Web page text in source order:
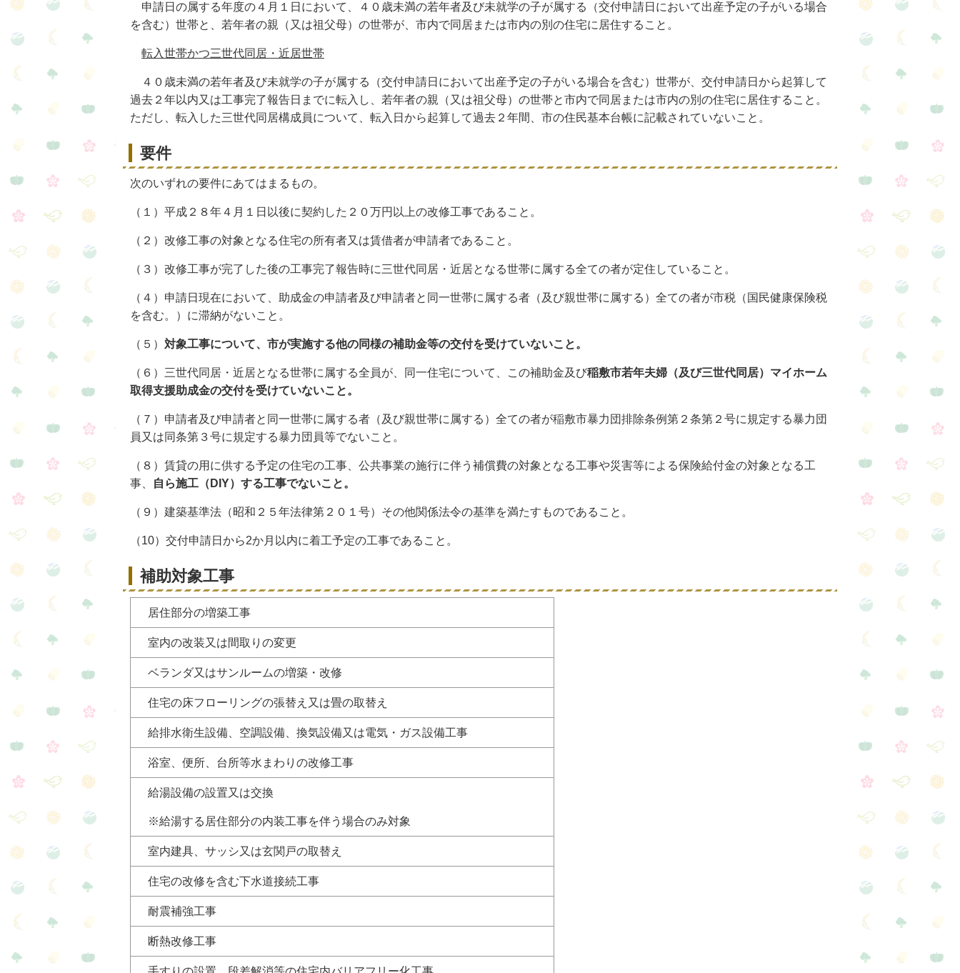
申請日の属する年度の４月１日において、４０歳未満の若年者及び未就学の子が属する（交付申請日において出産予定の子がいる場合
を含む）世帯と、若年者の親（又は祖父母）の世帯が、市内で同居または市内の別の住宅に居住すること。
転入世帯かつ三世代同居・近居世帯
４０歳未満の若年者及び未就学の子が属する（交付申請日において出産予定の子がいる場合を含む）世帯が、交付申請日から起算して
過去２年以内又は工事完了報告日までに転入し、若年者の親（又は祖父母）の世帯と市内で同居または市内の別の住宅に居住すること。
ただし、転入した三世代同居構成員について、転入日から起算して過去２年間、市の住民基本台帳に記載されていないこと。
要件
次のいずれの要件にあてはまるもの。
（１）平成２８年４月１日以後に契約した２０万円以上の改修工事であること。
（２）改修工事の対象となる住宅の所有者又は賃借者が申請者であること。
（３）改修工事が完了した後の工事完了報告時に三世代同居・近居となる世帯に属する全ての者が定住していること。
（４）申請日現在において、助成金の申請者及び申請者と同一世帯に属する者（及び親世帯に属する）全ての者が市税（国民健康保険税
を含む。）に滞納がないこと。
（５） 対象工事について、市が実施する他の同様の補助金等の交付を受けていないこと。
（６）三世代同居・近居となる世帯に属する全員が、同一住宅について、この補助金及び稲敷市若年夫婦（及び三世代同居）マイホーム
取得支援助成金の交付を受けていないこと。
（７）申請者及び申請者と同一世帯に属する者（及び親世帯に属する）全ての者が稲敷市暴力団排除条例第２条第２号に規定する暴力団
員又は同条第３号に規定する暴力団員等でないこと。
（８）賃貸の用に供する予定の住宅の工事、公共事業の施行に伴う補償費の対象となる工事や災害等による保険給付金の対象となる工
事、
自ら施工（DIY）する工事でないこと。
（９）建築基準法（昭和２５年法律第２０１号）その他関係法令の基準を満たすものであること。
（10）交付申請日から2か月以内に着工予定の工事であること。
補助対象工事
居住部分の増築工事
室内の改装又は間取りの変更
ベランダ又はサンルームの増築・改修
住宅の床フローリングの張替え又は畳の取替え
給排水衛生設備、空調設備、換気設備又は電気・ガス設備工事
浴室、便所、台所等水まわりの改修工事
給湯設備の設置又は交換
※給湯する居住部分の内装工事を伴う場合のみ対象
室内建具、サッシ又は玄関戸の取替え
住宅の改修を含む下水道接続工事
耐震補強工事
断熱改修工事